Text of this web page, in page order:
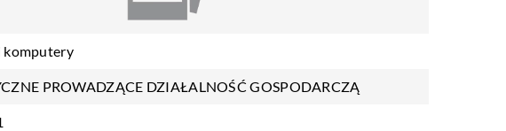
komputery
PROWADZĄCE DZIAŁALNOŚĆ GOSPODARCZĄ